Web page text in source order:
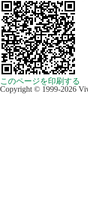
このページを印刷する
Copyright © 1999-2026